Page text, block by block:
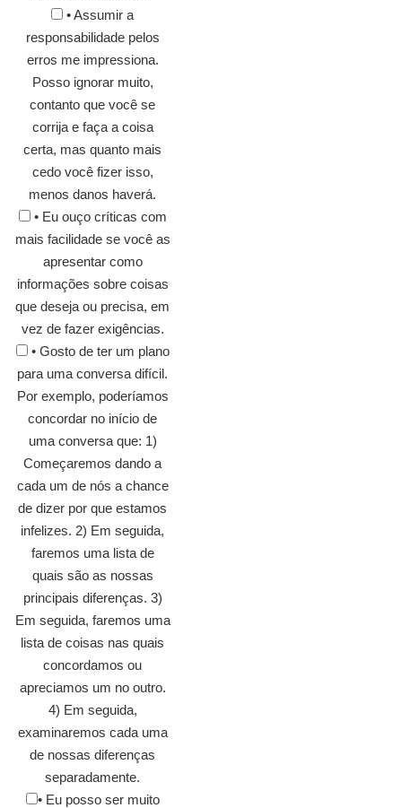
• Assumir a
responsabilidade pelos
erros me impressiona.
Posso ignorar muito,
contanto que você se
corrija e faça a coisa
certa, mas quanto mais
cedo você fizer isso,
menos danos haverá.
• Eu ouço críticas com
mais facilidade se você as
apresentar como
informações sobre coisas
que deseja ou precisa, em
vez de fazer exigências.
• Gosto de ter um plano
para uma conversa difícil.
Por exemplo, poderíamos
concordar no início de
uma conversa que: 1)
Começaremos dando a
cada um de nós a chance
de dizer por que estamos
infelizes. 2) Em seguida,
faremos uma lista de
quais são as nossas
principais diferenças. 3)
Em seguida, faremos uma
lista de coisas nas quais
concordamos ou
apreciamos um no outro.
4) Em seguida,
examinaremos cada uma
de nossas diferenças
separadamente.
• Eu posso ser muito